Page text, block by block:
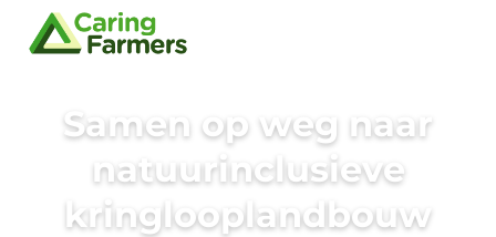
Samen op weg naar
natuurinclusieve
kringlooplandbouw